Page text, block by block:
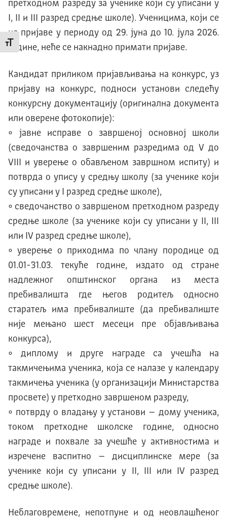
Промени величину слова
претходном разреду за ученике који су уписани у
I, II и III разред средње школе). Ученицима, који се
не пријаве у периоду од 29. јуна до 10. јула 2026.
године, неће се накнадно примати пријаве.
Кандидат приликом пријављивања на конкурс, уз
пријаву на конкурс, подноси установи следећу
конкурсну документацију (оригинална документа
или оверене фотокопије):
• јавне исправе о завршеној основној школи
(сведочанства о завршеним разредима од V до
VIII и уверење о обављеном завршном испиту) и
потврда о упису у средњу школу (за ученике који
су уписани у I разред средње школе),
• сведочанство о завршеном претходном разреду
средње школе (за ученике који су уписани у II, III
или IV разред средње школе),
• уверење о приходима по члану породице од
01.01-31.03. текуће године, издато од стране
надлежног општинског органа из места
пребивалишта где његов родитељ односно
старатељ има пребивалиште (да пребивалиште
није мењано шест месеци пре објављивања
конкурса),
• диплому и друге награде са учешћа на
такмичењима ученика, која се налазе у календару
такмичења ученика (у организацији Министарства
просвете) у претходно завршеном разреду,
• потврду о владању у установи – дому ученика,
током претходне школске године, односно
награде и похвале за учешће у активностима и
изречене васпитно – дисциплинске мере (за
ученике који су уписани у II, III или IV разред
средње школе).
Неблаговремене, непотпуне и од неовлашћеног